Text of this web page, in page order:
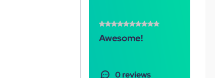
Awesome!
0 reviews